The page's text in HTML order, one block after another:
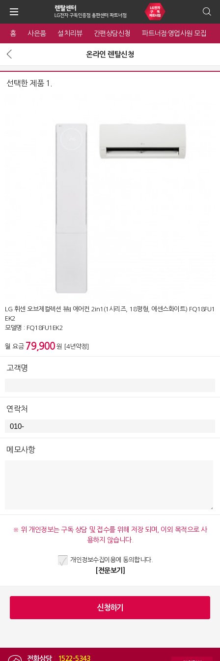
홈 사은품 설치리뷰 간편상담신청 파트너점·영업사원 모집
온라인 렌탈신청
선택한 제품 1.
LG 휘센 오브제컬렉션 뷰II 에어컨 2in1(1시리즈, 18평형, 에센스화이트) FQ18FU1
EK2
모델명 : FQ18FU1EK2
월 요금 79,900 원 [4년약정]
고객명
연락처
메모사항
※ 위 개인정보는 구독 상담 및 접수를 위해 저장 되며, 이외 목적으로 사
용하지 않습니다.
개인정보수집이용에 동의합니다.
[전문보기]
전화상담 1522-5343